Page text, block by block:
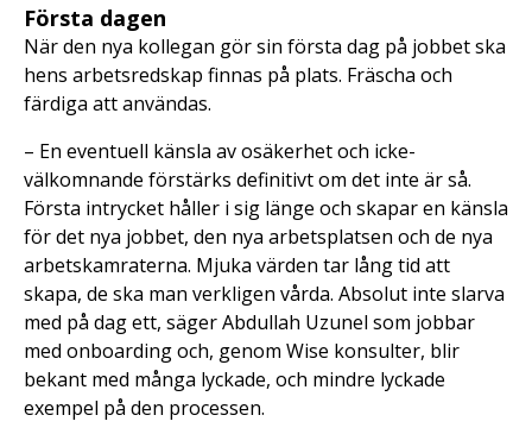
Första dagen
När den nya kollegan gör sin första dag på jobbet ska
hens arbetsredskap finnas på plats. Fräscha och
färdiga att användas.
– En eventuell känsla av osäkerhet och icke-
välkomnande förstärks definitivt om det inte är så.
Första intrycket håller i sig länge och skapar en känsla
för det nya jobbet, den nya arbetsplatsen och de nya
arbetskamraterna. Mjuka värden tar lång tid att
skapa, de ska man verkligen vårda. Absolut inte slarva
med på dag ett, säger Abdullah Uzunel som jobbar
med onboarding och, genom Wise konsulter, blir
bekant med många lyckade, och mindre lyckade
exempel på den processen.